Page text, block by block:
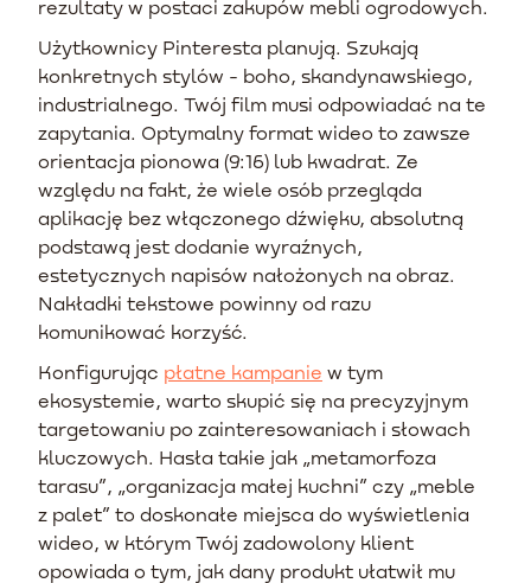
rezultaty w postaci zakupów mebli ogrodowych.
Użytkownicy Pinteresta planują. Szukają
konkretnych stylów - boho, skandynawskiego,
industrialnego. Twój film musi odpowiadać na te
zapytania. Optymalny format wideo to zawsze
orientacja pionowa (9:16) lub kwadrat. Ze
względu na fakt, że wiele osób przegląda
aplikację bez włączonego dźwięku, absolutną
podstawą jest dodanie wyraźnych,
estetycznych napisów nałożonych na obraz.
Nakładki tekstowe powinny od razu
komunikować korzyść.
Konfigurując płatne kampanie w tym
ekosystemie, warto skupić się na precyzyjnym
targetowaniu po zainteresowaniach i słowach
kluczowych. Hasła takie jak „metamorfoza
tarasu”, „organizacja małej kuchni” czy „meble
z palet” to doskonałe miejsca do wyświetlenia
wideo, w którym Twój zadowolony klient
opowiada o tym, jak dany produkt ułatwił mu